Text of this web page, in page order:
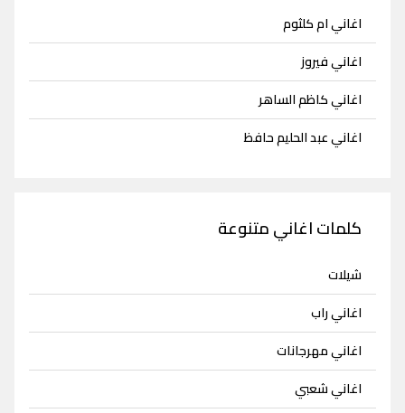
اغاني ام كلثوم
اغاني فيروز
اغاني كاظم الساهر
اغاني عبد الحليم حافظ
كلمات اغاني متنوعة
شيلات
اغاني راب
اغاني مهرجانات
اغاني شعبي